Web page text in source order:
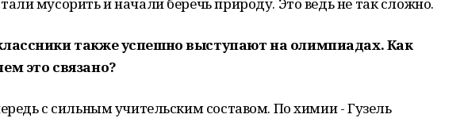
также успешно выступают на олимпиадах. Как
это связано?
с сильным учительским составом. По химии - Гузель